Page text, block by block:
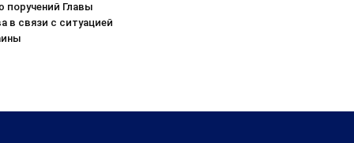
поручений Главы
в связи с ситуацией